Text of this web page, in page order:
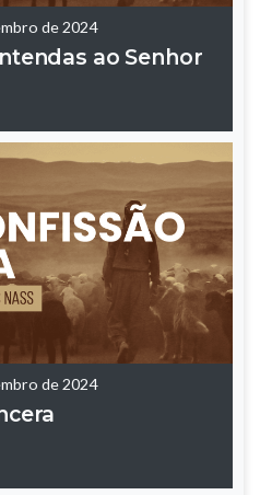
de 2024
ao Senhor
de 2024